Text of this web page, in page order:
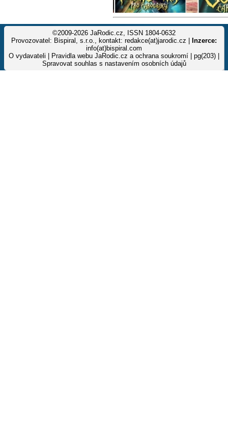
©2009-2026 JaRodic.cz, ISSN 1804-0632
Provozovatel: Bispiral, s.r.o., kontakt: redakce(at)jarodic.cz |
Inzerce:
info(at)bispiral.com
O vydavateli
Pravidla webu JaRodic.cz a ochrana soukromí | pg(203) |
Spravovat souhlas s nastavením osobních údajů